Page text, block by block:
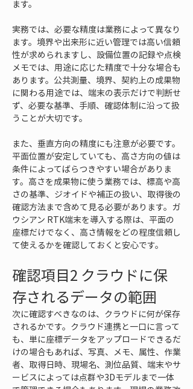
ます。
実務では、必要な精度は業務によって異なり
ます。境界や出来形に近い管理では高い信頼
性が求められますし、設備位置の記録や点検
メモでは、用途に応じた精度で十分な場合も
あります。公共測量、境界、契約上の成果物
に関わる用途では、端末の表示だけで判断せ
ず、必要な基準、手順、確認体制に沿って扱
うことが大切です。
また、垂直方向の精度にも注意が必要です。
平面位置が安定していても、高さ方向の値は
条件によってばらつきやすい場合がありま
す。高さを成果物に使う業務では、標高や高
さの基準、ジオイドや補正の扱い、取得後の
確認方法まで含めて見る必要があります。ガ
ウシアン RTK端末を導入する際は、平面の
座標だけでなく、高さ情報をどの程度信頼し
て使えるかを確認しておくと安心です。
確認項目2 クラウドに保
存されるデータの範囲
次に確認すべきなのは、クラウドに何が保存
されるかです。クラウド連携と一口に言って
も、単に座標データをアップロードできるだ
けの場合もあれば、写真、メモ、属性、作業
者、取得日時、現場名、測位品質、端末やサ
ービスによっては点群や3Dモデルまで一体